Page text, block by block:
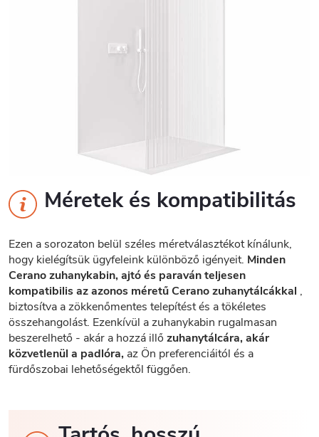
Méretek és kompatibilitás
Ezen a sorozaton belül széles méretválasztékot kínálunk,
hogy kielégítsük ügyfeleink különböző igényeit. Minden
Cerano zuhanykabin, ajtó és paraván teljesen
kompatibilis az azonos méretű Cerano zuhanytálcákkal ,
biztosítva a zökkenőmentes telepítést és a tökéletes
összehangolást. Ezenkívül a zuhanykabin rugalmasan
beszerelhető - akár a hozzá illő zuhanytálcára, akár
közvetlenül a padlóra, az Ön preferenciáitól és a
fürdőszobai lehetőségektől függően.